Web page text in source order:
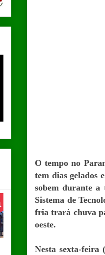
O tempo no
tem dias gelados
sobem durante a
Sistema de
fria trará chuva
oeste.
Nesta sexta-feira